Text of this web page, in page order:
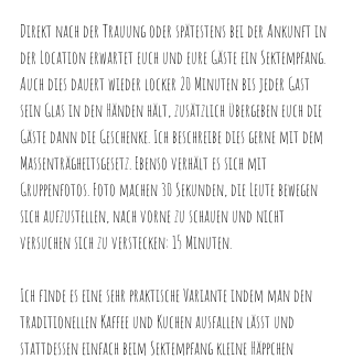
Direkt nach der Trauung oder spätestens bei der Ankunft in
der Location erwartet euch und eure Gäste ein Sektempfang.
Auch dies dauert wieder locker 20 Minuten bis jeder Gast
sein Glas in den Händen hält, zusätzlich übergeben euch die
Gäste dann die Geschenke. Ich beschreibe dies gerne mit dem
Massenträgheitsgesetz. Ebenso verhält es sich mit
Gruppenfotos. Foto machen 30 Sekunden, die Leute bewegen
sich aufzustellen, nach vorne zu schauen und nicht
versuchen sich zu verstecken: 15 Minuten.
Ich finde es eine sehr praktische Variante indem man den
traditionellen Kaffee und Kuchen ausfallen lässt und
stattdessen einfach beim Sektempfang kleine Häppchen